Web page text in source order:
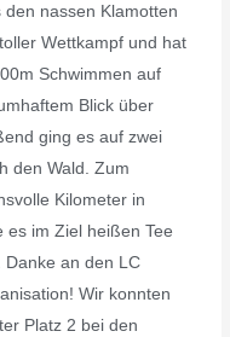
nassen Klamotten
Wettkampf und hat
Schwimmen auf
Blick über
ging es auf zwei
den Wald. Zum
Kilometer in
es im Ziel heißen Tee
Danke an den LC
Wir konnten
Platz 2 bei den